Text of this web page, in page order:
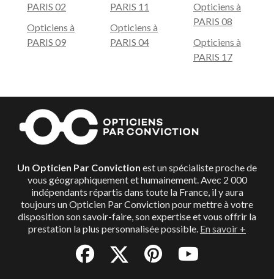
leur est propre. Aller chez un Opticien Par Conviction,
c’est s’assurer d’une prestation de santé totalement
personnalisée. Votre professionnel de la vue répond à
tous vos besoins grâce à ses compétences solides et
Trouver l’opticien adapté à votre budget
Le but des Opticiens Par Conviction n’est pas de vous
vendre des lunettes, mais de répondre en priorité à
votre besoin de santé. Ils vous garantissent une
adaptés, de grande qualité, pour le budget qui vous
correspond.
PARIS 02
Opticiens à
PARIS 09
PARIS 11
Opticiens à
PARIS 04
Opticiens à
PARIS 08
Opticiens à
PARIS 17
Un Opticien Par Conviction est un spécialiste proche de
vous géographiquement et humainement. Avec 2 000
indépendants répartis dans toute la France, il y aura
toujours un Opticien Par Conviction pour mettre à votre
disposition son savoir-faire, son expertise et vous offrir la
prestation la plus personnalisée possible. En savoir +